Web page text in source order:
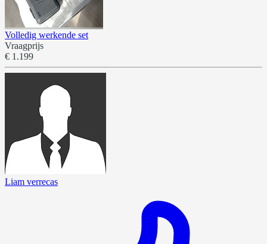
Volledig werkende set
Vraagprijs
€ 1.199
Liam verrecas